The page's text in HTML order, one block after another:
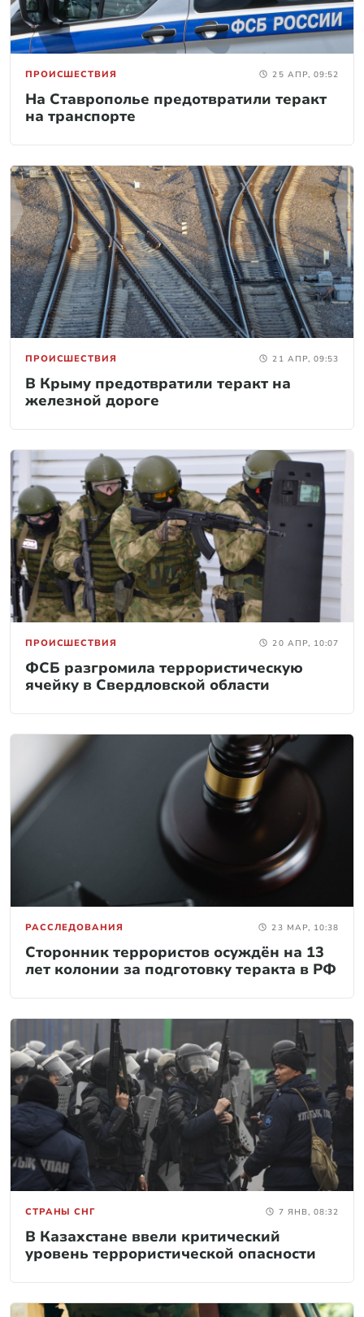
ПРОИСШЕСТВИЯ 25 АПР, 09:52
На Ставрополье предотвратили теракт
на транспорте
ПРОИСШЕСТВИЯ 21 АПР, 09:53
В Крыму предотвратили теракт на
железной дороге
ПРОИСШЕСТВИЯ 20 АПР, 10:07
ФСБ разгромила террористическую
ячейку в Свердловской области
РАССЛЕДОВАНИЯ 23 МАР, 10:38
Сторонник террористов осуждён на 13
лет колонии за подготовку теракта в РФ
СТРАНЫ СНГ 7 ЯНВ, 08:32
В Казахстане ввели критический
уровень террористической опасности